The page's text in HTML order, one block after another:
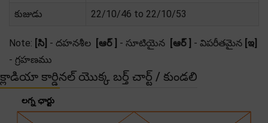
కుజుడు 22/10/46 to 22/10/53
Note: [సి] - దహనశీల [ఆర్ ] - సూటియైన [ఆర్ ] - విపరీతమైన [ఇ]
- గ్రహణము
క్లాడియా కార్డినల్ యొక్క బర్త్ చార్ట్ / కుండలి